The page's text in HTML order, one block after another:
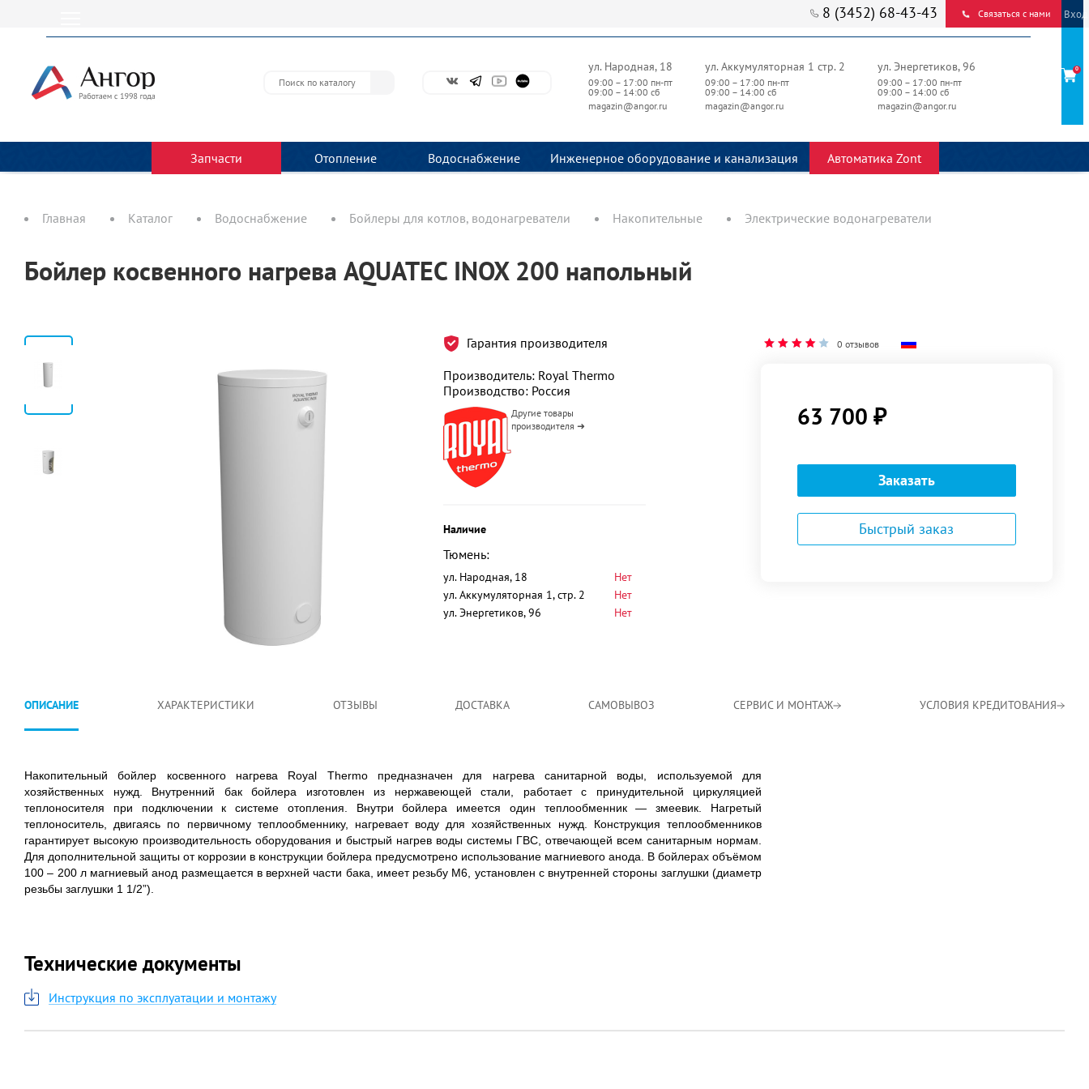
8 (3452) 68-43-43 Связаться с нами
ул. Народная, 18
09:00 – 17:00 пн-пт
09:00 – 14:00 сб
magazin@angor.ru
ул. Аккумуляторная 1 стр. 2
09:00 – 17:00 пн-пт
09:00 – 14:00 сб
magazin@angor.ru
ул. Энергетиков, 96
09:00 – 17:00 пн-пт
09:00 – 14:00 сб
magazin@angor.ru
Запчасти Отопление Водоснабжение Инженерное оборудование и канализация Автоматика Zont
Вход
0
Главная Каталог Водоснабжение Бойлеры для котлов, водонагреватели Накопительные Электрические водонагреватели
Бойлер косвенного нагрева AQUATEC INOX 200 напольный
Гарантия производителя
Производитель: Royal Thermo
Производство: Россия
Другие товары
производителя ➜
Наличие
Тюмень:
ул. Народная, 18
Нет
ул. Аккумуляторная 1, стр. 2
Нет
ул. Энергетиков, 96
Нет
0 отзывов
63 700 ₽
Заказать
Быстрый заказ
ОПИСАНИЕ ХАРАКТЕРИСТИКИ ОТЗЫВЫ ДОСТАВКА САМОВЫВОЗ СЕРВИС И МОНТАЖ УСЛОВИЯ КРЕДИТОВАНИЯ
Накопительный бойлер косвенного нагрева Royal Thermo предназначен для нагрева санитарной воды, используемой для
хозяйственных нужд. Внутренний бак бойлера изготовлен из нержавеющей стали, работает с принудительной циркуляцией
теплоносителя при подключении к системе отопления. Внутри бойлера имеется один теплообменник — змеевик. Нагретый
теплоноситель, двигаясь по первичному теплообменнику, нагревает воду для хозяйственных нужд. Конструкция теплообменников
гарантирует высокую производительность оборудования и быстрый нагрев воды системы ГВС, отвечающей всем санитарным нормам.
Для дополнительной защиты от коррозии в конструкции бойлера предусмотрено использование магниевого анода. В бойлерах объёмом
100 – 200 л магниевый анод размещается в верхней части бака, имеет резьбу М6, установлен с внутренней стороны заглушки (диаметр
резьбы заглушки 1 1/2”).
Технические документы
Инструкция по эксплуатации и монтажу